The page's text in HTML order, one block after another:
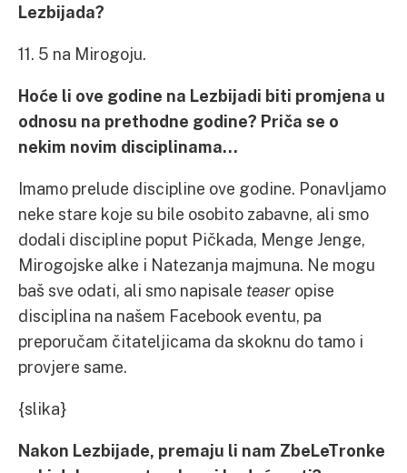
Lezbijada?
11. 5 na Mirogoju.
Hoće li ove godine na Lezbijadi biti promjena u
odnosu na prethodne godine? Priča se o
nekim novim disciplinama…
Imamo prelude discipline ove godine. Ponavljamo
neke stare koje su bile osobito zabavne, ali smo
dodali discipline poput Pičkada, Menge Jenge,
Mirogojske alke i Natezanja majmuna. Ne mogu
baš sve odati, ali smo napisale teaser opise
disciplina na našem Facebook eventu, pa
preporučam čitateljicama da skoknu do tamo i
provjere same.
{slika}
Nakon Lezbijade, premaju li nam ZbeLeTronke